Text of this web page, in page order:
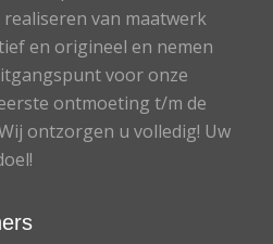
van maatwerk
en origineel en nemen
voor onze
ontmoeting t/m de
ontzorgen u volledig! Uw